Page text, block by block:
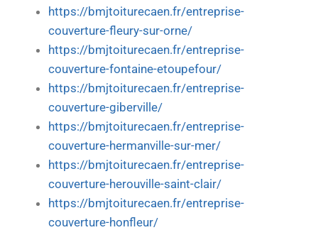
https://bmjtoiturecaen.fr/entreprise-
couverture-fleury-sur-orne/
https://bmjtoiturecaen.fr/entreprise-
couverture-fontaine-etoupefour/
https://bmjtoiturecaen.fr/entreprise-
couverture-giberville/
https://bmjtoiturecaen.fr/entreprise-
couverture-hermanville-sur-mer/
https://bmjtoiturecaen.fr/entreprise-
couverture-herouville-saint-clair/
https://bmjtoiturecaen.fr/entreprise-
couverture-honfleur/